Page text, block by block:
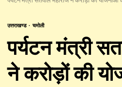
उत्तराखण्ड चमोली
पर्यटन मंत्री
ने करोड़ों की